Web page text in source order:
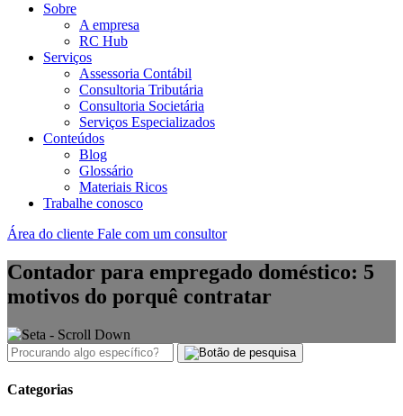
Sobre
A empresa
RC Hub
Serviços
Assessoria Contábil
Consultoria Tributária
Consultoria Societária
Serviços Especializados
Conteúdos
Blog
Glossário
Materiais Ricos
Trabalhe conosco
Área do cliente Fale com um consultor
Contador para empregado doméstico: 5
motivos do porquê contratar
Categorias